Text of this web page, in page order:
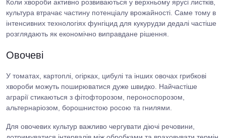
Коли хвороби активно розвиваються у верхньому ярусі листків,
культура втрачає частину потенціалу врожайності. Саме тому в
інтенсивних технологіях фунгіцид для кукурудзи дедалі частіше
розглядають як економічно виправдане рішення.
Овочеві
У томатах, картоплі, огірках, цибулі та інших овочах грибкові
хвороби можуть поширюватися дуже швидко. Найчастіше
аграрії стикаються з фітофторозом, пероноспорозом,
альтернаріозом, борошнистою росою та гнилями.
Для овочевих культур важливо чергувати діючі речовини,